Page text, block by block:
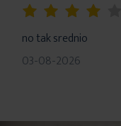
no tak srednio
03-08-2026